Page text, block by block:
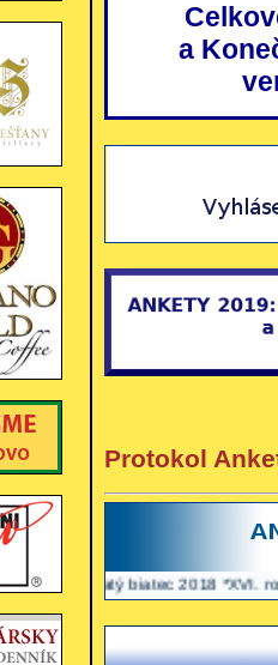
a
Protokol
*Zlatý biatec 2018 *XVI. ročník